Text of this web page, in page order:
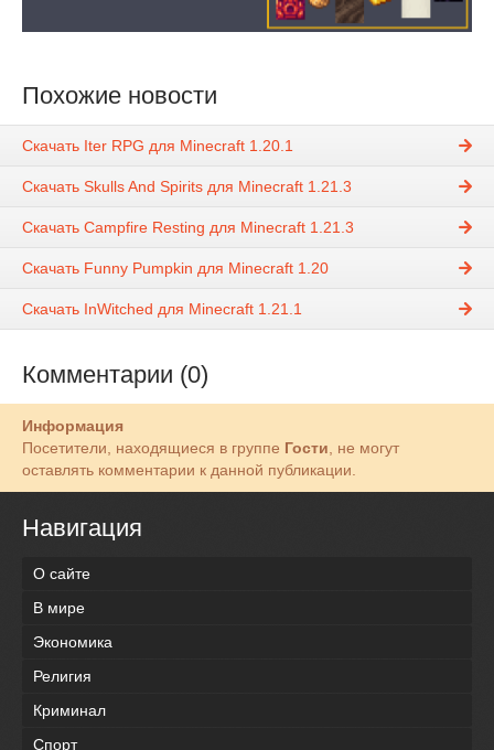
Похожие новости
Скачать Iter RPG для Minecraft 1.20.1
Скачать Skulls And Spirits для Minecraft 1.21.3
Скачать Campfire Resting для Minecraft 1.21.3
Скачать Funny Pumpkin для Minecraft 1.20
Скачать InWitched для Minecraft 1.21.1
Комментарии (0)
Информация
Посетители, находящиеся в группе Гости , не могут
оставлять комментарии к данной публикации.
Навигация
О сайте
В мире
Экономика
Религия
Криминал
Спорт